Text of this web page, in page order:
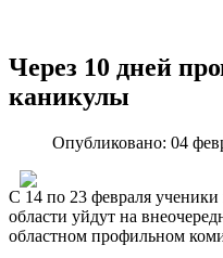
Через 10 дней
каникулы
Опубликовано: 04
С 14 по 23 февраля
области уйдут на
областном профильном